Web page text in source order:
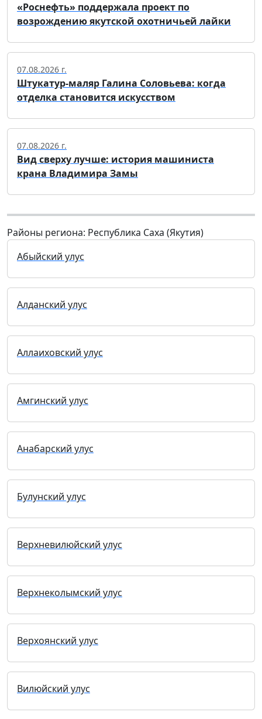
«Роснефть» поддержала проект по
возрождению якутской охотничьей лайки
07.08.2026 г.
Штукатур-маляр Галина Соловьева: когда
отделка становится искусством
07.08.2026 г.
Вид сверху лучше: история машиниста
крана Владимира Замы
Районы региона: Республика Саха (Якутия)
Абыйский улус
Алданский улус
Аллаиховский улус
Амгинский улус
Анабарский улус
Булунский улус
Верхневилюйский улус
Верхнеколымский улус
Верхоянский улус
Вилюйский улус